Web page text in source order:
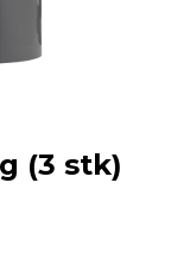
(3 stk)